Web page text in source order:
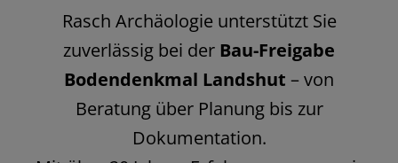
Rasch Archäologie unterstützt Sie
zuverlässig bei der Bau-Freigabe
Bodendenkmal Landshut – von
Beratung über Planung bis zur
Dokumentation.